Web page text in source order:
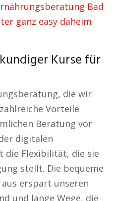
Bad
ganz easy daheim
Kurse für
die wir
Vorteile
Beratung vor
digitalen
die Flexibilität, die sie
stellt. Die bequeme
erspart unseren
und lange Wege, die